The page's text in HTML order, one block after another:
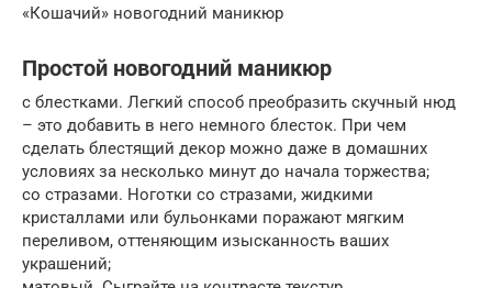
«Кошачий» новогодний маникюр
Простой новогодний маникюр
с блестками. Легкий способ преобразить скучный нюд
– это добавить в него немного блесток. При чем
сделать блестящий декор можно даже в домашних
условиях за несколько минут до начала торжества;
со стразами. Ноготки со стразами, жидкими
кристаллами или бульонками поражают мягким
переливом, оттеняющим изысканность ваших
украшений;